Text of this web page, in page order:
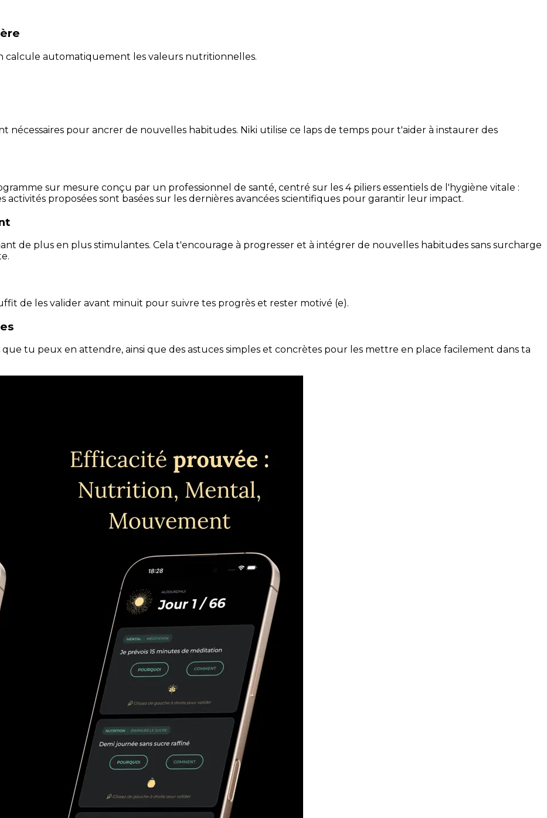
calcule automatiquement les valeurs nutritionnelles.
nécessaires pour ancrer de nouvelles habitudes. Niki utilise ce laps de temps pour t'aider à instaurer des
sur mesure conçu par un professionnel de santé, centré sur les 4 piliers essentiels de l'hygiène vitale :
proposées sont basées sur les dernières avancées scientifiques pour garantir leur impact.
de plus en plus stimulantes. Cela t'encourage à progresser et à intégrer de nouvelles habitudes sans surcharge
de les valider avant minuit pour suivre tes progrès et rester motivé (e).
tu peux en attendre, ainsi que des astuces simples et concrètes pour les mettre en place facilement dans ta